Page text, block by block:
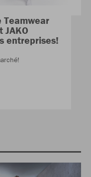
Teamwear
JAKO
entreprises!